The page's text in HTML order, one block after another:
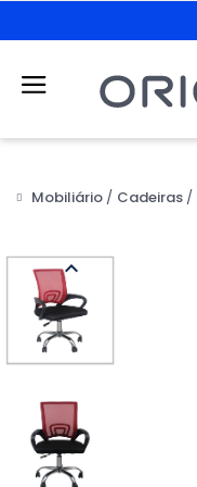
Mobiliário Cadeiras
